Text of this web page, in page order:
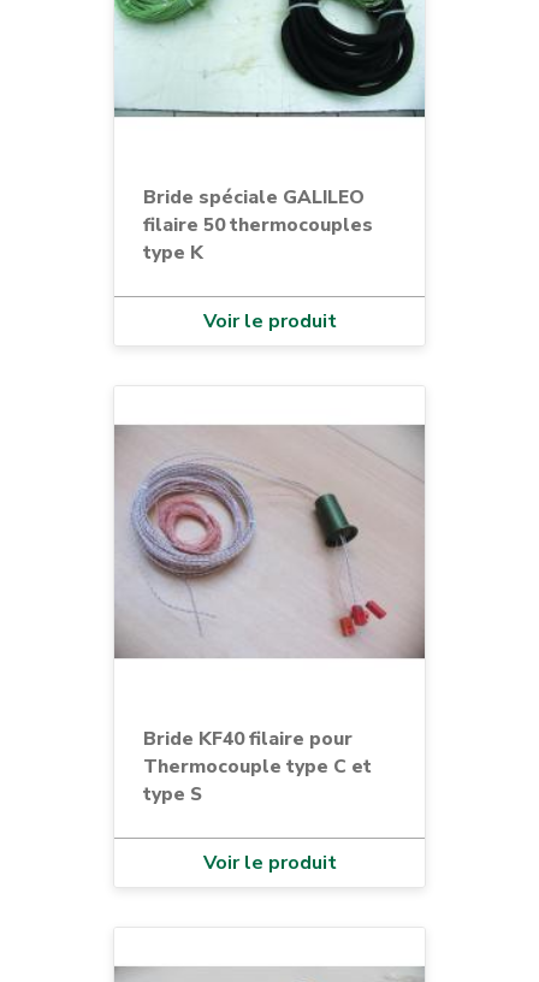
Bride spéciale GALILEO
filaire 50 thermocouples
type K
Voir le produit
Bride KF40 filaire pour
Thermocouple type C et
type S
Voir le produit